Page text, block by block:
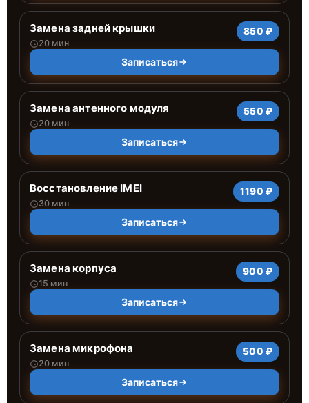
Замена задней крышки
20 мин
850 ₽
Записаться
Замена антенного модуля
20 мин
550 ₽
Записаться
Восстановление IMEI
30 мин
1190 ₽
Записаться
Замена корпуса
15 мин
900 ₽
Записаться
Замена микрофона
20 мин
500 ₽
Записаться